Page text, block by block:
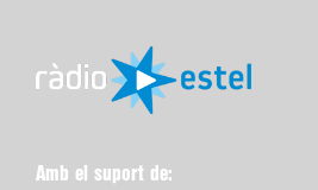
Amb el suport de: